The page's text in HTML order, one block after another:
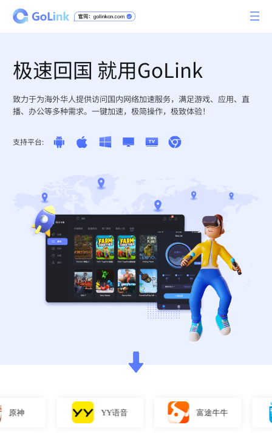
极速回国 就用GoLink
致力于为海外华人提供访问国内网络加速服务，满足游戏、应用、直
播、办公等多种需求。一键加速，极简操作，极致体验！
支持平台:
YY语音 富途牛牛